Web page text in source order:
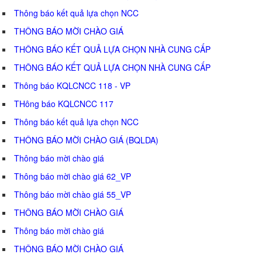
Thông báo kết quả lựa chọn NCC
THÔNG BÁO MỜI CHÀO GIÁ
THÔNG BÁO KẾT QUẢ LỰA CHỌN NHÀ CUNG CẤP
THÔNG BÁO KẾT QUẢ LỰA CHỌN NHÀ CUNG CẤP
Thông báo KQLCNCC 118 - VP
THông báo KQLCNCC 117
Thông báo kết quả lựa chọn NCC
THÔNG BÁO MỜI CHÀO GIÁ (BQLDA)
Thông báo mời chào giá
Thông báo mời chào giá 62_VP
Thông báo mời chào giá 55_VP
THÔNG BÁO MỜI CHÀO GIÁ
Thông báo mời chào giá
THÔNG BÁO MỜI CHÀO GIÁ